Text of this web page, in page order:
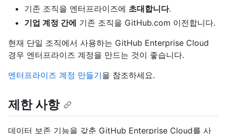
기존 조직을 엔터프라이즈에 초대합니다.
기업 계정 간에 기존 조직을 GitHub.com 이전합니다.
현재 단일 조직에서 사용하는 GitHub Enterprise Cloud
경우 엔터프라이즈 계정을 만드는 것이 좋습니다.
엔터프라이즈 계정 만들기을 참조하세요.
제한 사항
데이터 보존 기능을 갖춘 GitHub Enterprise Cloud를 사